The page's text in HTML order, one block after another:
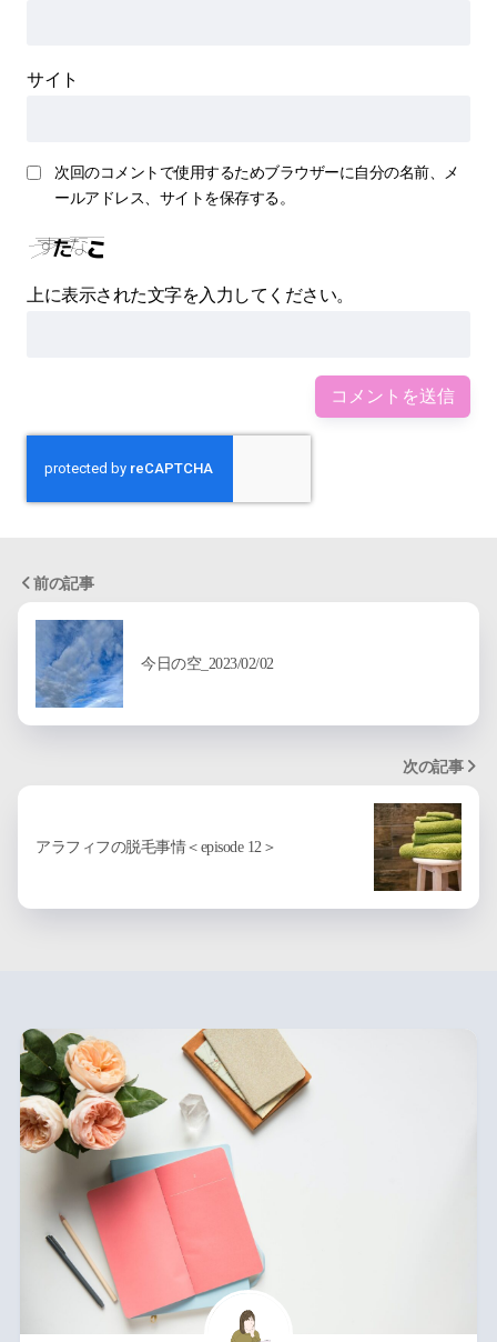
サイト
次回のコメントで使用するためブラウザーに自分の名前、メ
ールアドレス、サイトを保存する。
上に表示された文字を入力してください。
前の記事
今日の空_2023/02/02
次の記事
アラフィフの脱毛事情＜episode 12＞